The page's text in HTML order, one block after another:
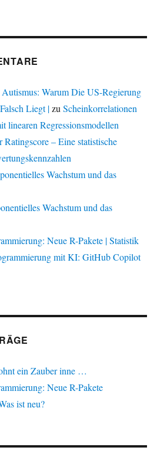
Warum Die US-Regierung
Liegt |zuScheinkorrelationen
linearen Regressionsmodellen
Ratingscore – Eine statistische
Wachstum und das
Wachstum und das
Neue R-Pakete | Statistik
mit KI: GitHub Copilot
ein Zauber inne …
Neue R-Pakete
ist neu?